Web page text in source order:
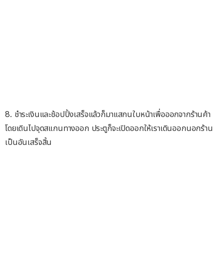
8. ชำระเงินและช้อปปิ้งเสร็จแล้วก็มาแสกนใบหน้าเพื่อออกจากร้านค้า
โดยเดินไปจุดสแกนทางออก ประตูก็จะเปิดออกให้เราเดินออกนอกร้าน
เป็นอันเสร็จสิ้น